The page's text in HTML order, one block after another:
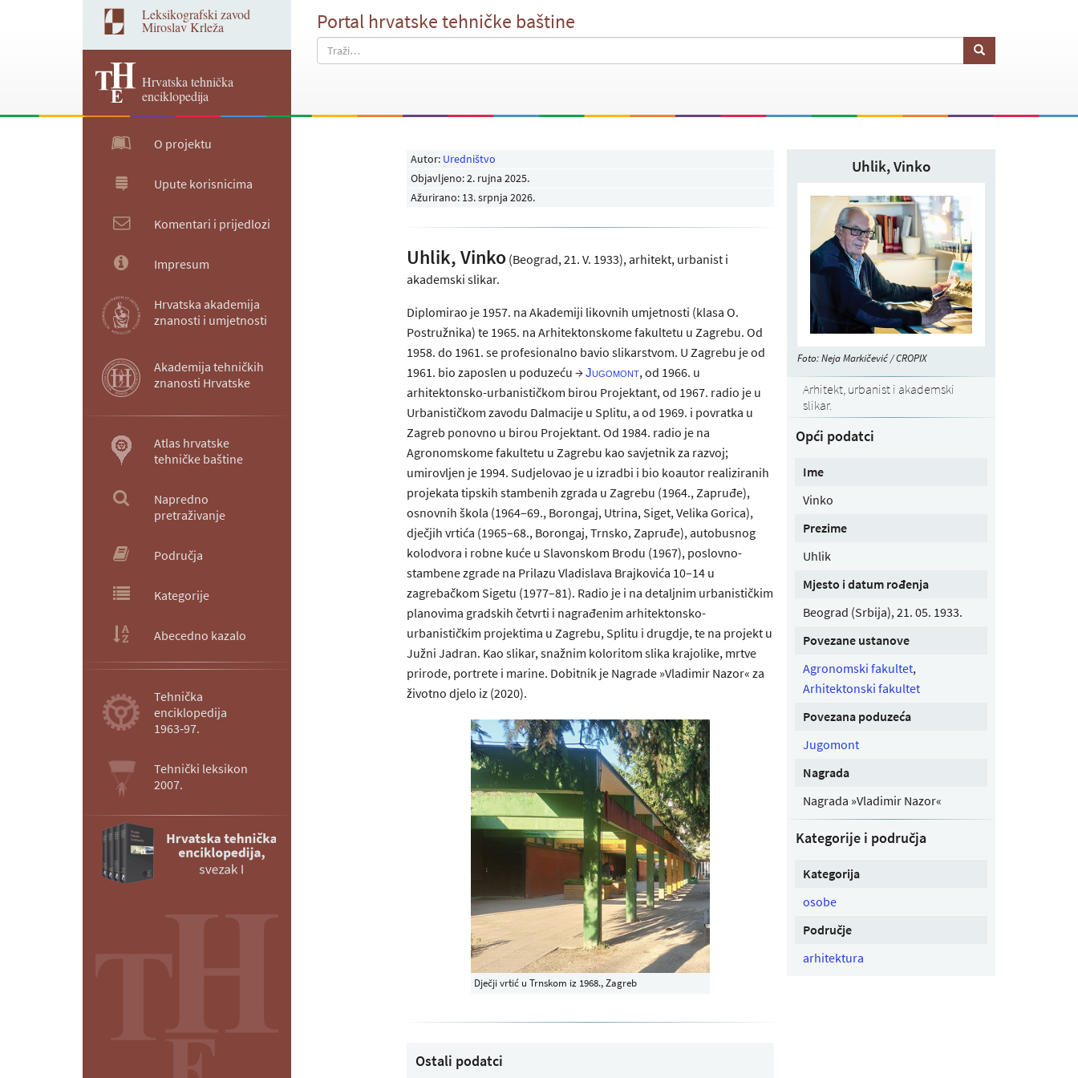
Leksikografski zavod
Miroslav Krleža
Hrvatska tehnička
enciklopedija
Portal hrvatske tehničke baštine
O projektu
Upute korisnicima
Komentari i prijedlozi
Impresum
Hrvatska akademija
znanosti i umjetnosti
Akademija tehničkih
znanosti Hrvatske
Atlas hrvatske
tehničke baštine
Napredno
pretraživanje
Područja
Kategorije
Abecedno kazalo
Tehnička
enciklopedija
1963‑97.
Tehnički leksikon
2007.
Autor: Uredništvo
Objavljeno:2. rujna 2025.
Ažurirano: 13. srpnja 2026.
Uhlik, Vinko (Beograd, 21. V. 1933), arhitekt, urbanist i
akademski slikar.
Diplomirao je 1957. na Akademiji likovnih umjetnosti (klasa O.
Postružnika) te 1965. na Arhitektonskome fakultetu u Zagrebu. Od
1958. do 1961. se profesionalno bavio slikarstvom. U Zagrebu je od
1961. bio zaposlen u poduzeću →Jugomont, od 1966. u
arhitektonsko-urbanističkom birou Projektant, od 1967. radio je u
Urbanističkom zavodu Dalmacije u Splitu, a od 1969. i povratka u
Zagreb ponovno u birou Projektant. Od 1984. radio je na
Agronomskome fakultetu u Zagrebu kao savjetnik za razvoj;
umirovljen je 1994. Sudjelovao je u izradbi i bio koautor realiziranih
projekata tipskih stambenih zgrada u Zagrebu (1964., Zapruđe),
osnovnih škola (1964–69., Borongaj, Utrina, Siget, Velika Gorica),
dječjih vrtića (1965–68., Borongaj, Trnsko, Zapruđe), autobusnog
kolodvora i robne kuće u Slavonskom Brodu (1967), poslovno-
stambene zgrade na Prilazu Vladislava Brajkovića 10–14 u
zagrebačkom Sigetu (1977–81). Radio je i na detaljnim urbanističkim
planovima gradskih četvrti i nagrađenim arhitektonsko-
urbanističkim projektima u Zagrebu, Splitu i drugdje, te na projekt u
Južni Jadran. Kao slikar, snažnim koloritom slika krajolike, mrtve
prirode, portrete i marine. Dobitnik je Nagrade »Vladimir Nazor« za
životno djelo iz (2020).
Dječji vrtić u Trnskom iz 1968., Zagreb
Ostali podatci
Uhlik, Vinko
Foto: Neja Markičević / CROPIX
Arhitekt, urbanist i akademski
slikar.
Opći podatci
Ime
Vinko
Prezime
Uhlik
Mjesto i datum rođenja
Beograd (Srbija), 21. 05. 1933.
Povezane ustanove
Agronomski fakultet,
Arhitektonski fakultet
Povezana poduzeća
Jugomont
Nagrada
Nagrada »Vladimir Nazor«
Kategorije i područja
Kategorija
osobe
Područje
arhitektura